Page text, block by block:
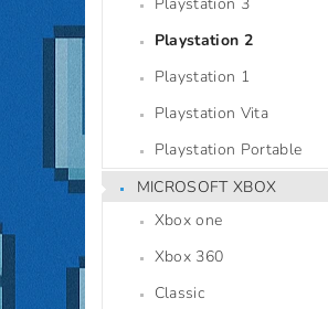
Playstation 2
Playstation 1
Playstation Vita
Playstation Portable
MICROSOFT XBOX
Xbox one
Xbox 360
Classic